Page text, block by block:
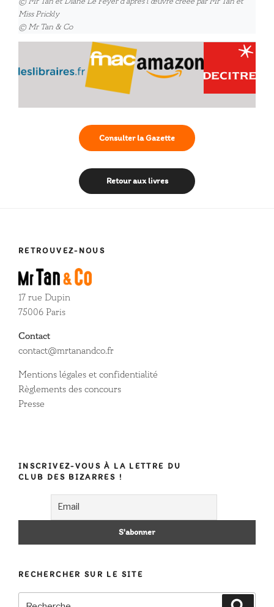
Miss Prickly
© Mr Tan & Co
Consulter la Gazette
Retour aux livres
RETROUVEZ-NOUS
17 rue Dupin
75006 Paris
Contact
contact@mrtanandco.fr
Mentions légales et confidentialité
Règlements des concours
Presse
INSCRIVEZ-VOUS À LA LETTRE DU
CLUB DES BIZARRES !
RECHERCHER SUR LE SITE